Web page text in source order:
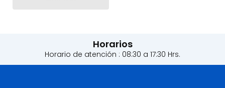
Horarios
Horario de atención : 08:30 a 17:30 Hrs.